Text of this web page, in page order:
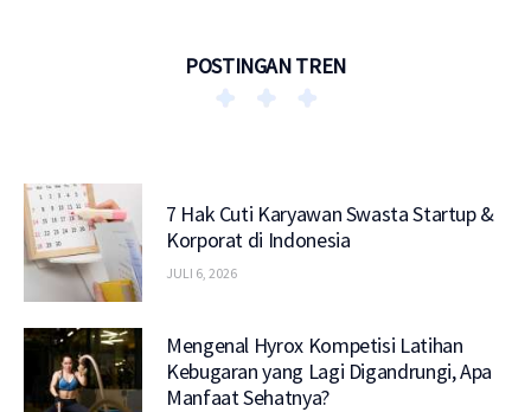
POSTINGAN TREN
7 Hak Cuti Karyawan Swasta Startup &
Korporat di Indonesia
JULI 6, 2026
Mengenal Hyrox Kompetisi Latihan
Kebugaran yang Lagi Digandrungi, Apa
Manfaat Sehatnya?